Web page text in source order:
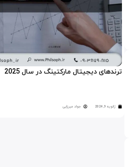
ترندهای دیجیتال مارکتینگ در سال 2025
ژانویه 9, 2024 جواد میرزایی